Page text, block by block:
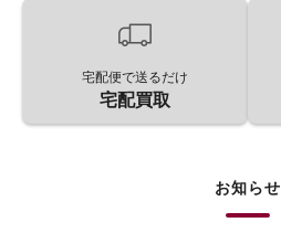
宅配便で送るだけ
宅配買取
お知らせ